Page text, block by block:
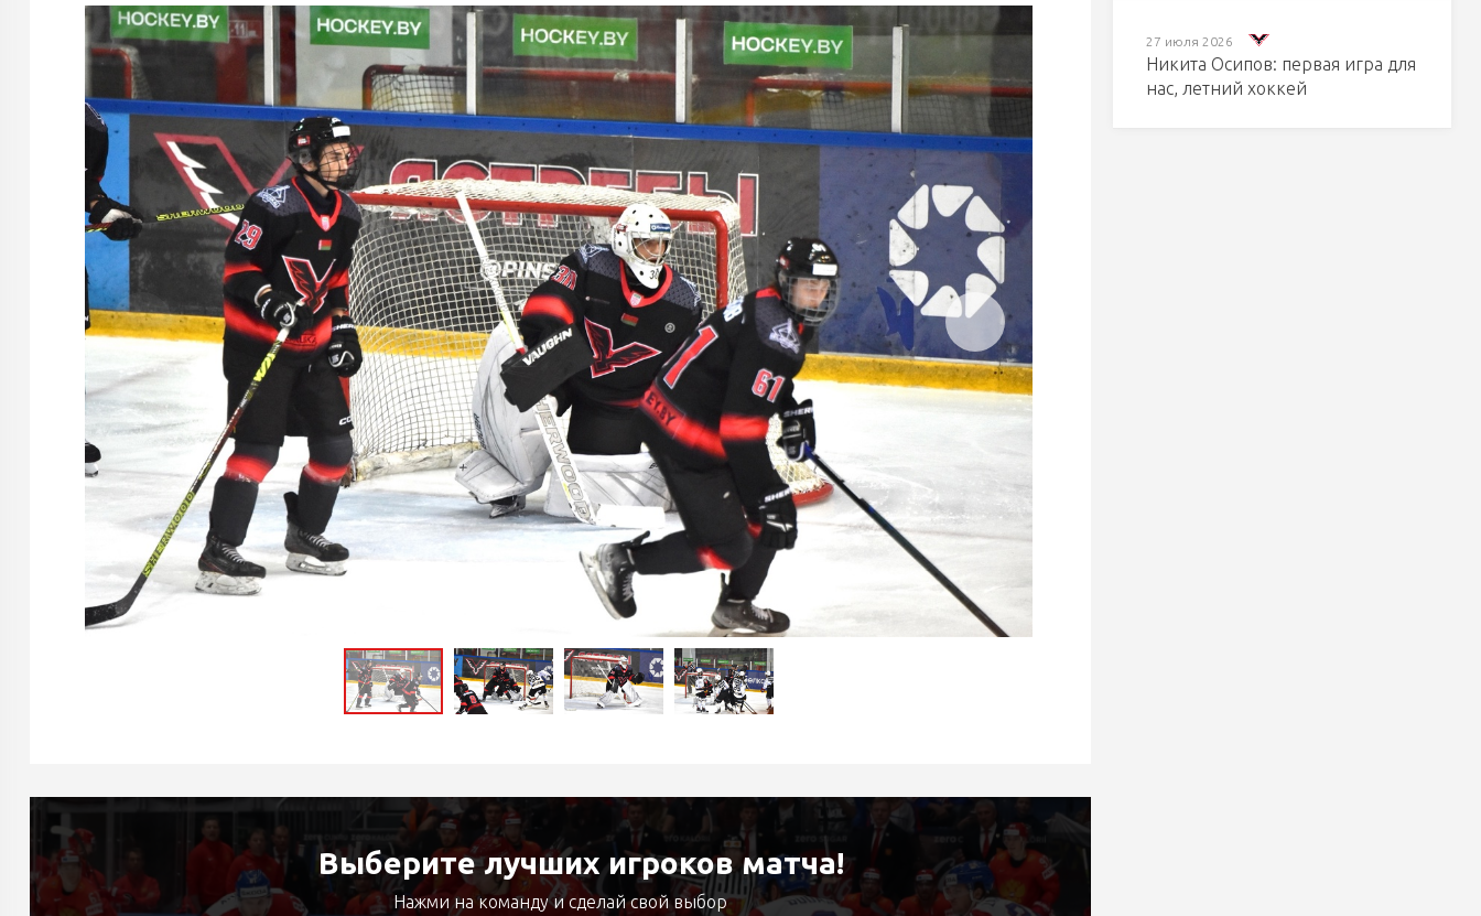
Выберите лучших игроков матча!
Нажми на команду и сделай свой выбор
27 июля 2026
Никита Осипов: первая игра для
нас, летний хоккей